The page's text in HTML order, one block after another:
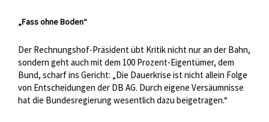
„Fass ohne Boden“
Der Rechnungshof-Präsident übt Kritik nicht nur an der Bahn,
sondern geht auch mit dem 100 Prozent-Eigentümer, dem
Bund, scharf ins Gericht: „Die Dauerkrise ist nicht allein Folge
von Entscheidungen der DB AG. Durch eigene Versäumnisse
hat die Bundesregierung wesentlich dazu beigetragen.“